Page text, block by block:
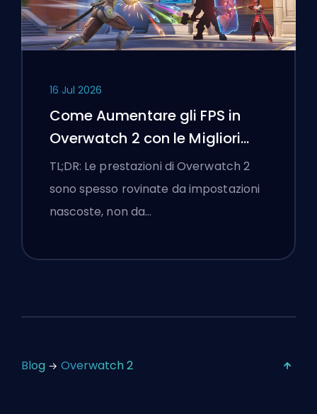
16 Jul 2026
Come Aumentare gli FPS in
Overwatch 2 con le Migliori
Impostazioni
TL;DR: Le prestazioni di Overwatch 2
sono spesso rovinate da impostazioni
nascoste, non da…
Blog Overwatch 2